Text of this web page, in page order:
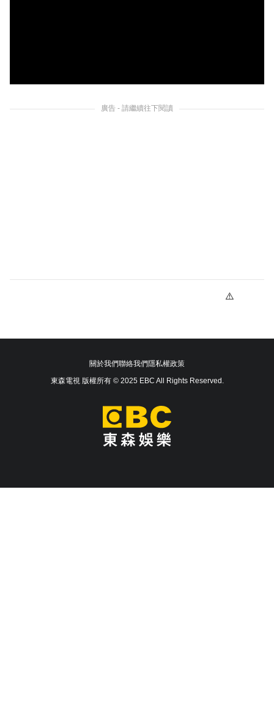
廣告 - 請繼續往下閱讀
關於我們聯絡我們隱私權政策
東森電視 版權所有 © 2025 EBC All Rights Reserved.